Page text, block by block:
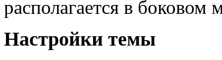
располагается в боковом
Настройки темы